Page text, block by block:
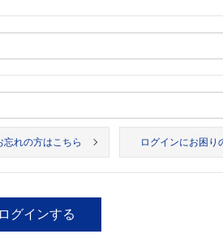
忘れの方はこちら ログインにお困り